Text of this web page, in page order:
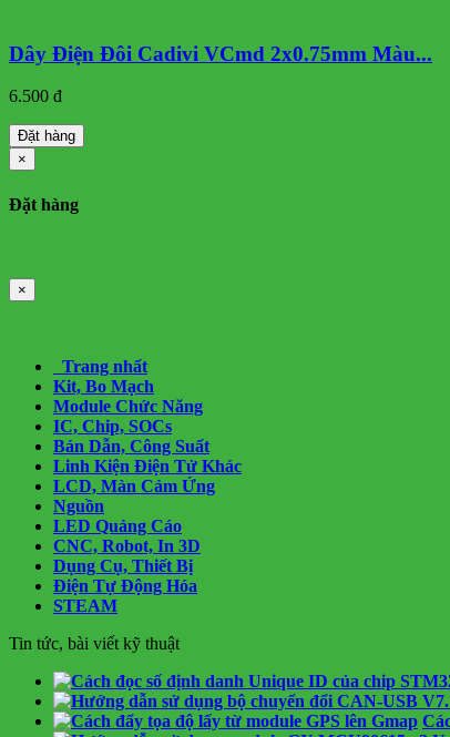
Dây Điện Đôi Cadivi VCmd 2x0.75mm Màu...
6.500 đ
Đặt hàng
×
Đặt hàng
×
Trang nhất
Kit, Bo Mạch
Module Chức Năng
IC, Chip, SOCs
Bán Dẫn, Công Suất
Linh Kiện Điện Tử Khác
LCD, Màn Cảm Ứng
Nguồn
LED Quảng Cáo
CNC, Robot, In 3D
Dụng Cụ, Thiết Bị
Điện Tự Động Hóa
STEAM
Tin tức, bài viết kỹ thuật